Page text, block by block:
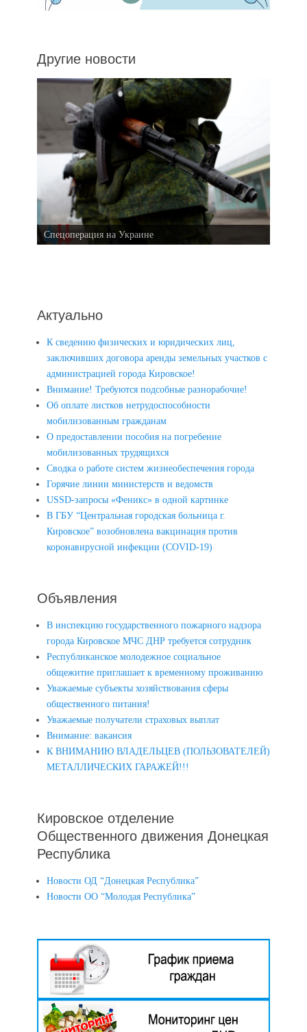
Другие новости
Спецоперация на Украине
Актуально
К сведению физических и юридических лиц,
заключивших договора аренды земельных участков с
администрацией города Кировское!
Внимание! Требуются подсобные разнорабочие!
Об оплате листков нетрудоспособности
мобилизованным гражданам
О предоставлении пособия на погребение
мобилизованных трудящихся
Сводка о работе систем жизнеобеспечения города
Горячие линии министерств и ведомств
USSD-запросы «Феникс» в одной картинке
В ГБУ “Центральная городская больница г.
Кировское” возобновлена вакцинация против
коронавирусной инфекции (COVID-19)
Объявления
В инспекцию государственного пожарного надзора
города Кировское МЧС ДНР требуется сотрудник
Республиканское молодежное социальное
общежитие приглашает к временному проживанию
Уважаемые субъекты хозяйствования сферы
общественного питания!
Уважаемые получатели страховых выплат
Внимание: вакансия
К ВНИМАНИЮ ВЛАДЕЛЬЦЕВ (ПОЛЬЗОВАТЕЛЕЙ)
МЕТАЛЛИЧЕСКИХ ГАРАЖЕЙ!!!
Кировское отделение
Общественного движения Донецкая
Республика
Новости ОД “Донецкая Республика”
Новости ОО “Молодая Республика”